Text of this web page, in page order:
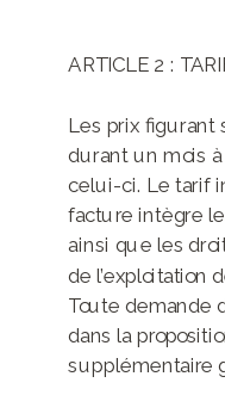
ARTICLE 2 :
Les prix figurant
durant un mois à
celui-ci. Le tarif
facture intègre
ainsi que les
de l’exploitation
Toute demande
dans la
supplémentaire